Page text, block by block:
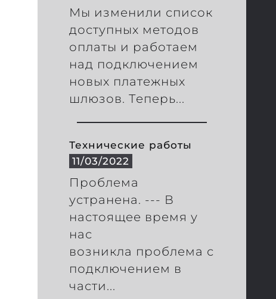
Мы изменили список
доступных методов
оплаты и работаем
над подключением
новых платежных
шлюзов. Теперь...
Технические работы
11/03/2022
Проблема
устранена. --- В
настоящее время у
нас
возникла проблема с
подключением в
части...